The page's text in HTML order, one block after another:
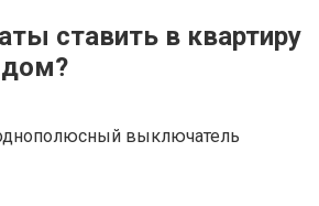
ставить в квартиру